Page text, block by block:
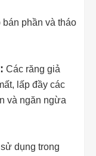
phần và tháo
Các răng giả
lấp đầy các
và ngăn ngừa
dụng trong